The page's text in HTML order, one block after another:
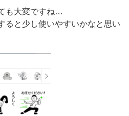
も大変ですね…
ると少し使いやすいかなと思い